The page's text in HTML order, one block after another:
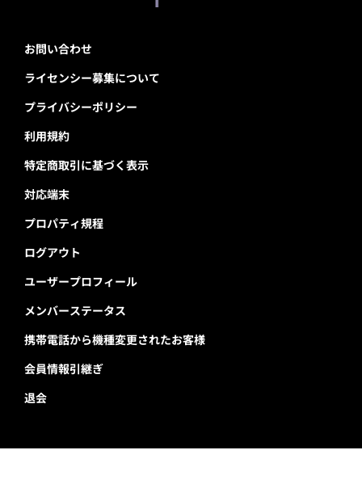
お問い合わせ
ライセンシー募集について
プライバシーポリシー
利用規約
特定商取引に基づく表示
対応端末
プロパティ規程
ログアウト
ユーザープロフィール
メンバーステータス
携帯電話から機種変更されたお客様
会員情報引継ぎ
退会